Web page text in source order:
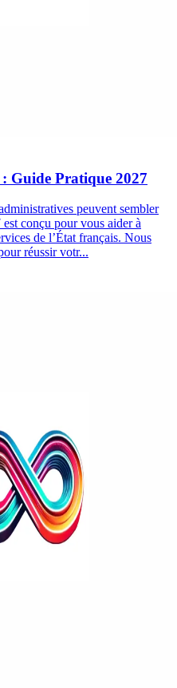
Guide Pratique 2027
peuvent sembler
conçu pour vous aider à
de l’État français. Nous
réussir votr...